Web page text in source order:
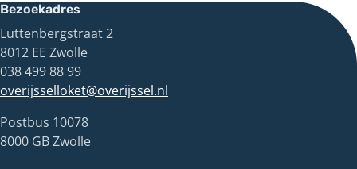
Bezoekadres
Luttenbergstraat 2
8012 EE Zwolle
038 499 88 99
overijsselloket@overijssel.nl
Postbus 10078
8000 GB Zwolle